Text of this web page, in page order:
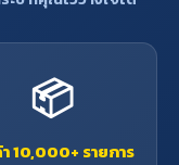
ม เก้าอี้ ชิงช้า การสร้าง
โครงสร้างอาคาร เช่น ตง
ประตูหน้าต่าง โครงหลังคา
📦
10,000+ รายการ